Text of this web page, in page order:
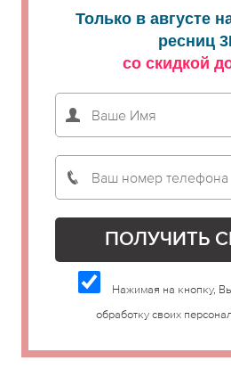
Только в августе
ресниц
со скидкой
Нажимая на кнопку,
обработку своих